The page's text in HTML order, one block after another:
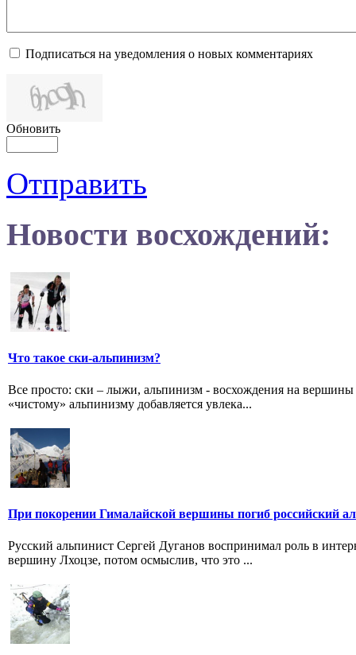
Подписаться на уведомления о новых комментариях
Обновить
Отправить
Новости восхождений:
Что такое ски-альпинизм?
Все просто: ски – лыжи, альпинизм - восхождения на
«чистому» альпинизму добавляется увлека...
При покорении Гималайской вершины погиб российский
Русский альпинист Сергей Дуганов воспринимал роль в
вершину Лхоцзе, потом осмыслив, что это ...